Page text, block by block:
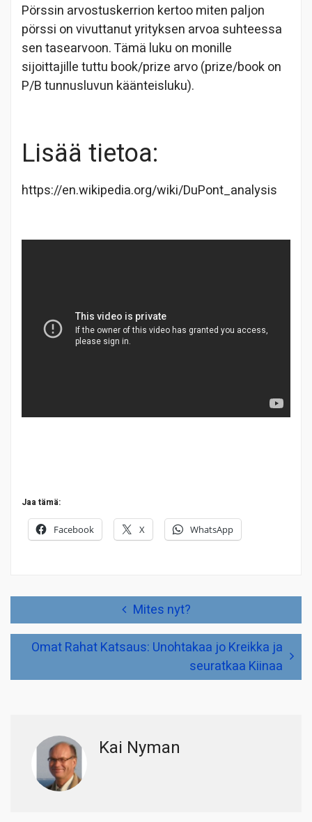
Pörssin arvostuskerrion kertoo miten paljon
pörssi on vivuttanut yrityksen arvoa suhteessa
sen tasearvoon. Tämä luku on monille
sijoittajille tuttu book/prize arvo (prize/book on
P/B tunnusluvun käänteisluku).
Lisää tietoa:
https://en.wikipedia.org/wiki/DuPont_analysis
Jaa tämä:
Facebook X WhatsApp
Mites nyt?
Omat Rahat Katsaus: Unohtakaa jo Kreikka ja
seuratkaa Kiinaa
Kai Nyman